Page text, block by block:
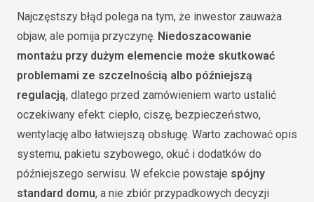
Najczęstszy błąd polega na tym, że inwestor zauważa
objaw, ale pomija przyczynę. Niedoszacowanie
montażu przy dużym elemencie może skutkować
problemami ze szczelnością albo późniejszą
regulacją, dlatego przed zamówieniem warto ustalić
oczekiwany efekt: ciepło, ciszę, bezpieczeństwo,
wentylację albo łatwiejszą obsługę. Warto zachować opis
systemu, pakietu szybowego, okuć i dodatków do
późniejszego serwisu. W efekcie powstaje spójny
standard domu, a nie zbiór przypadkowych decyzji